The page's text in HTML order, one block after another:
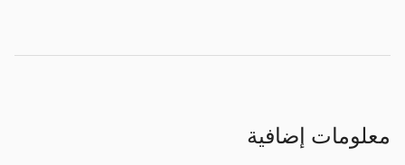
معلومات إضافية